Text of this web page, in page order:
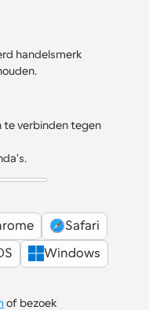
handelsmerk
te verbinden tegen
Safari
Windows